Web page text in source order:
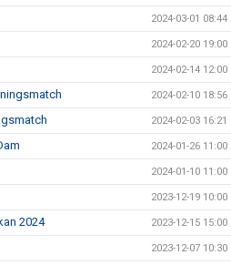
2024-03-01 08:44
2024-02-20 19:00
2024-02-14 12:00
2024-02-10 18:56
2024-02-03 16:21
2024-01-26 11:00
2024-01-10 11:00
2023-12-19 10:00
2024 2023-12-15 15:00
2023-12-07 10:30